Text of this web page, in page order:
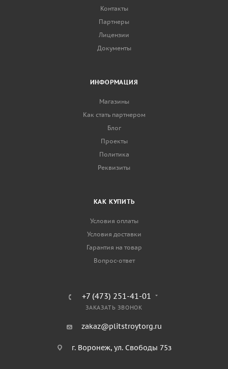
Контакты
Партнеры
Лицензии
Документы
ИНФОРМАЦИЯ
Магазины
Как стать партнером
Блог
Проекты
Политика
Реквизиты
КАК КУПИТЬ
Условия оплаты
Условия доставки
Гарантия на товар
Вопрос-ответ
+7 (473) 251-41-01
ЗАКАЗАТЬ ЗВОНОК
zakaz@plitstroytorg.ru
г. Воронеж, ул. Свободы 75з